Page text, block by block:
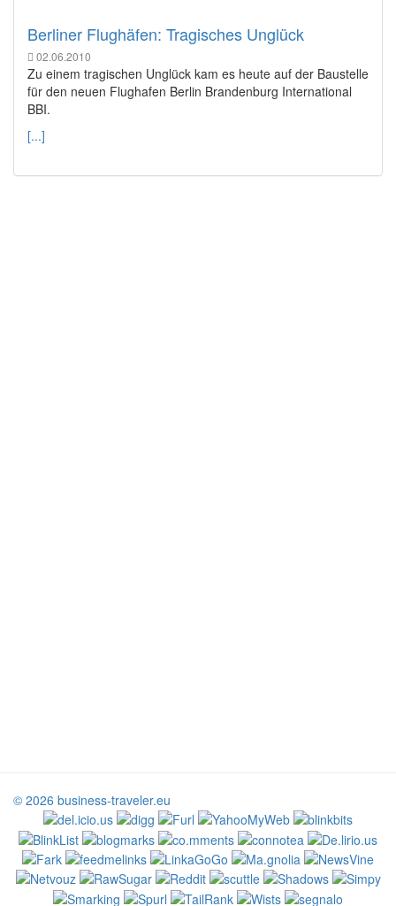
Berliner Flughäfen: Tragisches Unglück
02.06.2010
Zu einem tragischen Unglück kam es heute auf der Baustelle
für den neuen Flughafen Berlin Brandenburg International
BBI.
[...]
© 2026 business-traveler.eu